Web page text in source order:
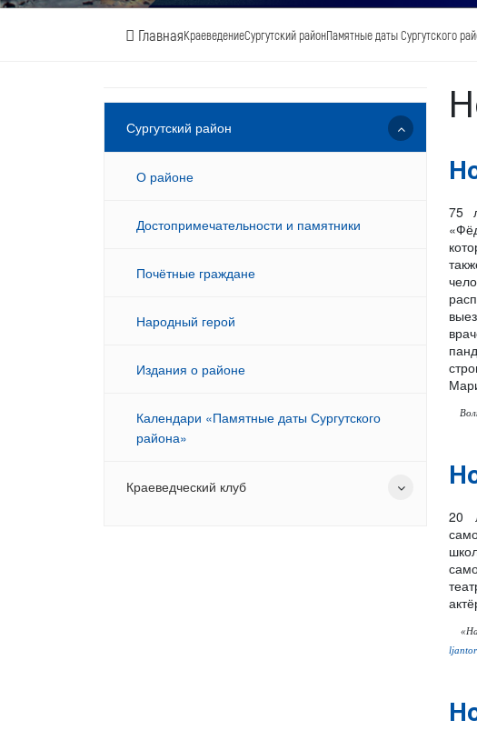
ГлавнаяКраеведениеСургутский районПамятные даты Сургутского
Сургутский район
О районе
Достопримечательности и памятники
Почётные граждане
Народный герой
Издания о районе
Календари «Памятные даты Сургутского
района»
Краеведческий клуб
75
20